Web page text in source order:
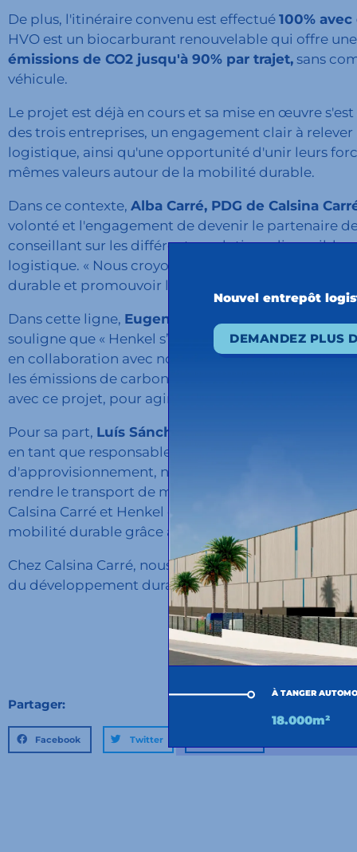
De plus, l'itinéraire convenu est effectué 100%
HVO est un biocarburant renouvelable qui offre
émissions de CO2 jusqu'à 90% par trajet, sans
véhicule.
Le projet est déjà en cours et sa mise en œuvre
des trois entreprises, un engagement clair à
logistique, ainsi qu'une opportunité d'unir leurs
mêmes valeurs autour de la mobilité durable.
Dans ce contexte, Alba Carré, PDG de Calsina
volonté et l'engagement de devenir le partenaire
conseillant sur les différentes solutions
logistique. « Nous croyons fermement en la
durable et promouvoir l’utilisation d’énergies
Dans cette ligne, Eugenio Vila, directeur des
souligne que « Henkel s’est fixé pour objectif de
en collaboration avec nos fournisseurs, clients et
les émissions de carbone tout au long de la chaîne
avec ce projet, pour agir ensemble dans notre
Pour sa part, Luís Sánchez, directeur principal
en tant que responsables du mouvement de
d'approvisionnement, nous avons la capacité de
rendre le transport de marchandises plus efficace
Calsina Carré et Henkel ont uni leurs forces dans
mobilité durable grâce à l'innovation et à une
Chez Calsina Carré, nous sommes fiers de partager
du développement durable.L'Union fait la force!
Partager:
Facebook Twitter
Nouvel entrepôt
DEMANDEZ PLUS
À TANGER
18.000m²